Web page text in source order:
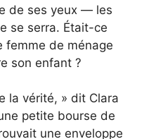
de ses yeux — les
se serra. Était-ce
femme de ménage
son enfant ?
la vérité, » dit Clara
petite bourse de
une enveloppe